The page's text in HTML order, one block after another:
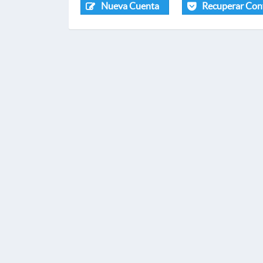
Nueva Cuenta Recuperar